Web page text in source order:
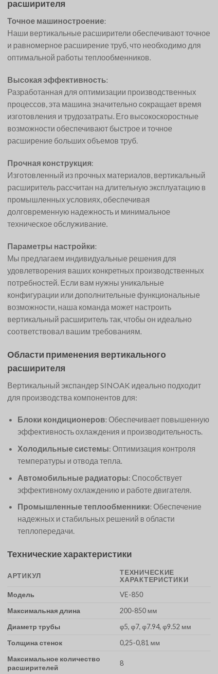
расширителя
Точное машиностроение:
Наши вертикальные расширители обеспечивают точное
и равномерное расширение труб, что необходимо для
оптимальной работы теплообменников.
Высокая эффективность:
Разработанная для оптимизации производственных
процессов, эта машина значительно сокращает время
изготовления и трудозатраты. Его высокоскоростные
возможности обеспечивают быстрое и точное
расширение больших объемов труб.
Прочная конструкция:
Изготовленный из прочных материалов, вертикальный
расширитель рассчитан на длительную эксплуатацию в
промышленных условиях, обеспечивая
долговременную надежность и минимальное
техническое обслуживание.
Параметры настройки:
Мы предлагаем индивидуальные решения для
удовлетворения ваших конкретных производственных
потребностей. Если вам нужны уникальные
конфигурации или дополнительные функциональные
возможности, наша команда может настроить
вертикальный расширитель так, чтобы он идеально
соответствовал вашим требованиям.
Области применения вертикального
расширителя
Вертикальный экспандер SINOAK идеально подходит
для производства компонентов для:
Блоки кондиционеров: Обеспечивает повышенную
эффективность охлаждения и производительность.
Холодильные системы: Оптимизация контроля
температуры и отвода тепла.
Автомобильные радиаторы: Способствует
эффективному охлаждению и работе двигателя.
Промышленные теплообменники: Обеспечение
надежных и стабильных решений в области
теплопередачи.
Технические характеристики
АРТИКУЛ
ТЕХНИЧЕСКИЕ
ХАРАКТЕРИСТИКИ
Модель
VE-850
Максимальная длина
200-850 мм
Диаметр трубы
φ5, φ7, φ7.94, φ9.52 мм
Толщина стенок
0,25-0,81 мм
Максимальное количество
расширителей
8